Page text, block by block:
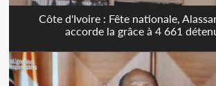
Côte d'Ivoire : Fête nationale,
accorde la grâce à 4 661